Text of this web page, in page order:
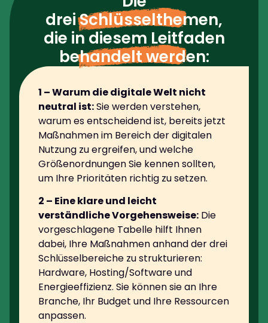
drei Schlüsselthemen,
die in diesem Leitfaden
behandelt werden:
1 –Warum die digitale Welt nicht
neutral ist:Sie werden verstehen,
warum es entscheidend ist, bereits jetzt
Maßnahmen im Bereich der digitalen
Nutzung zu ergreifen, und welche
Größenordnungen Sie kennen sollten,
um Ihre Prioritäten richtig zu setzen.
2 – Eine klare und leicht
verständliche Vorgehensweise: Die
vorgeschlagene Tabelle hilft Ihnen
dabei, Ihre Maßnahmen anhand der drei
Schlüsselbereiche zu strukturieren:
Hardware, Hosting/Software und
Energieeffizienz. Sie können sie an Ihre
Branche, Ihr Budget und Ihre Ressourcen
anpassen.